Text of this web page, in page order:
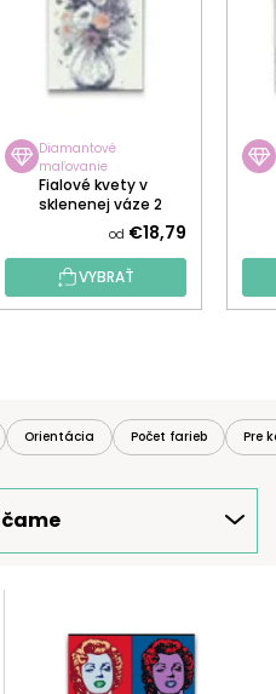
Diamantové
maľovanie
Fialové kvety v
sklenenej váze 2
od €18,79
VYBRAŤ
Orientácia Počet farieb Pre